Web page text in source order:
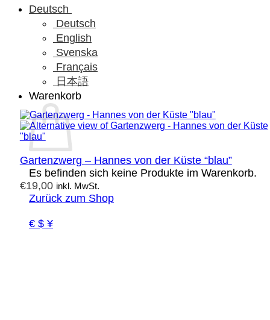
Deutsch
Deutsch
English
Svenska
Français
日本語
Warenkorb
Es befinden sich keine Produkte im Warenkorb.
Zurück zum Shop
€ $ ¥
Gartenzwerg – Hannes von der Küste “blau”
€19,00 inkl. MwSt.